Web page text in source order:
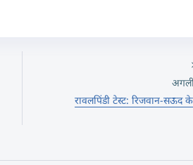
रावलपिंडी टेस्ट: रिजवान-